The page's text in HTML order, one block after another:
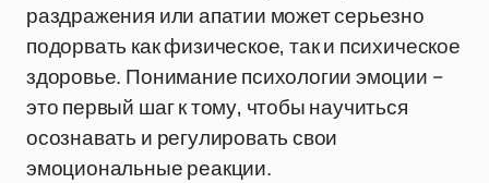
раздражения или апатии может серьезно
подорвать как физическое, так и психическое
здоровье. Понимание психологии эмоции –
это первый шаг к тому, чтобы научиться
осознавать и регулировать свои
эмоциональные реакции.